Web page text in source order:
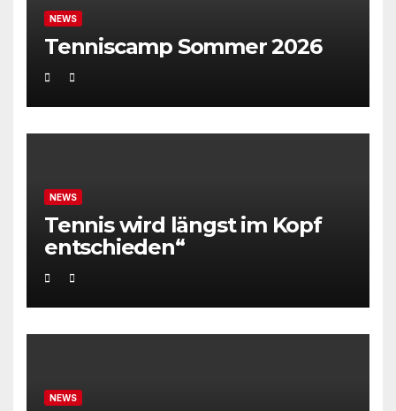
NEWS
Tenniscamp Sommer 2026
NEWS
Tennis wird längst im Kopf
entschieden“
NEWS